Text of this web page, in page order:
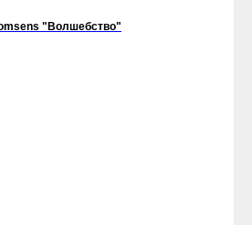
"Волшебство"